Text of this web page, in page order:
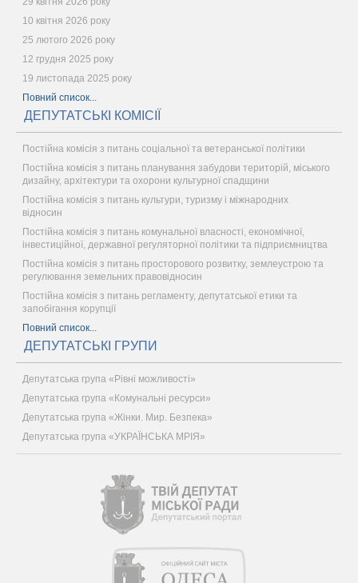
10 квітня 2026 року
25 лютого 2026 року
12 грудня 2025 року
19 листопада 2025 року
Повний список...
ДЕПУТАТСЬКІ КОМІСІЇ
Постійна комісія з питань соціальної та ветеранської політики
Постійна комісія з питань планування забудови територій, міського
дизайну, архітектури та охорони культурної спадщини
Постійна комісія з питань культури, туризму і міжнародних
відносин
Постійна комісія з питань комунальної власності, економічної,
інвестиційної, державної регуляторної політики та підприємництва
Постійна комісія з питань просторового розвитку, землеустрою та
регулювання земельних правовідносин
Постійна комісія з питань регламенту, депутатської етики та
запобігання корупції
Повний список...
ДЕПУТАТСЬКІ ГРУПИ
Депутатська група «Рівні можливості»
Депутатська група «Комунальні ресурси»
Депутатська група «Жінки. Мир. Безпека»
Депутатська група «УКРАЇНСЬКА МРІЯ»